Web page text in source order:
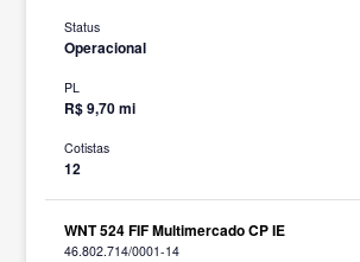
Status
Operacional
PL
R$ 9,70 mi
Cotistas
12
WNT 524 FIF Multimercado CP IE
46.802.714/0001-14